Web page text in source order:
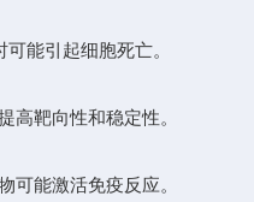
能引起细胞死亡。
靶向性和稳定性。
能激活免疫反应。